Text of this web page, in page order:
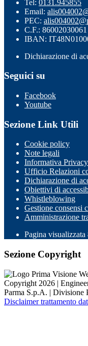
Tel: 0131.945855
Email:
PEC:
C.F.: 86002030061
IBAN:
Dichiarazione di
Seguici su
Facebook
Youtube
Sezione Link Utili
Cookie policy
Note legali
Informativa Privacy
Ufficio Relazioni
Dichiarazione di
Obiettivi di
Whistleblowing
Gestione consensi
Amministrazione
Pagina visualizzata
Sezione Copyright
Copyright 2026 |
Parma S.p.A. | Divisione
Disclaimer trattamento